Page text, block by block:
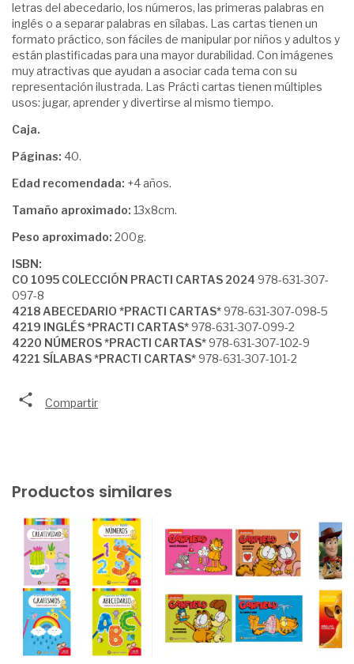
letras del abecedario, los números, las primeras palabras en
inglés o a separar palabras en sílabas. Las cartas tienen un
formato práctico, son fáciles de manipular por niños y adultos y
están plastificadas para una mayor durabilidad. Con imágenes
muy atractivas que ayudan a asociar cada tema con su
representación ilustrada. Las Prácti cartas tienen múltiples
usos: jugar, aprender y divertirse al mismo tiempo.
Caja.
Páginas: 40.
Edad recomendada: +4 años.
Tamaño aproximado: 13x8cm.
Peso aproximado: 200g.
ISBN:
CO 1095 COLECCIÓN PRACTI CARTAS 2024 978-631-307-
097-8
4218 ABECEDARIO *PRACTI CARTAS* 978-631-307-098-5
4219 INGLÉS *PRACTI CARTAS* 978-631-307-099-2
4220 NÚMEROS *PRACTI CARTAS* 978-631-307-102-9
4221 SÍLABAS *PRACTI CARTAS* 978-631-307-101-2
Compartir
Productos similares